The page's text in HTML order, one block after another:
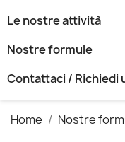
Le nostre attività
Nostre formule
Contattaci / Richiedi
Home Nostre